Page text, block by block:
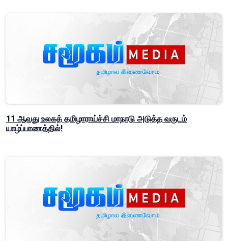
11 ஆவது உலகத் தமிழாராய்ச்சி மாநாடு அடுத்த வருடம்
யாழ்ப்பாணத்தில்!